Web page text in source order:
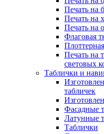
Печать на
Печать на
Печать на
Флаговая
Печать на
световых
Таблички и
табличек
Фасадные
Латунные
Таблички